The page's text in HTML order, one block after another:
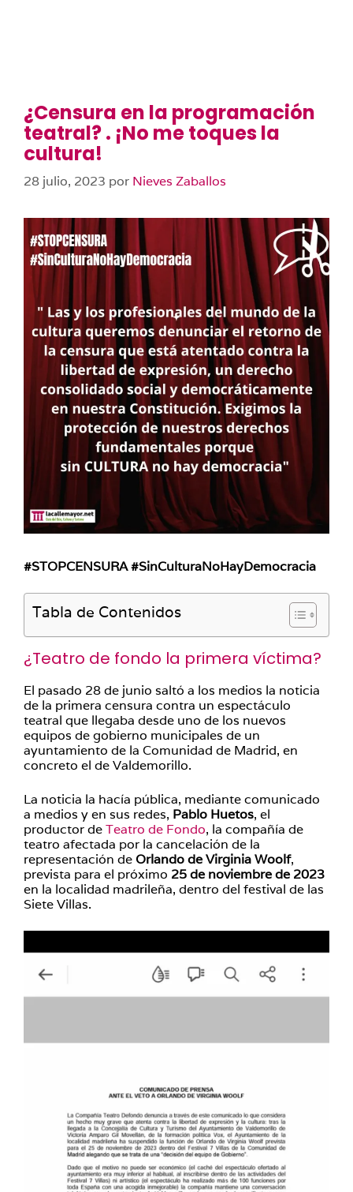
¿Censura en la programación
teatral? . ¡No me toques la
cultura!
28 julio, 2023 por Nieves Zaballos
#STOPCENSURA #SinCulturaNoHayDemocracia
Tabla de Contenidos
¿Teatro de fondo la primera víctima?
El pasado 28 de junio saltó a los medios la noticia
de la primera censura contra un espectáculo
teatral que llegaba desde uno de los nuevos
equipos de gobierno municipales de un
ayuntamiento de la Comunidad de Madrid, en
concreto el de Valdemorillo.
La noticia la hacía pública, mediante comunicado
a medios y en sus redes, Pablo Huetos, el
productor deTeatro de Fondo, la compañía de
teatro afectada por la cancelación de la
representación de Orlando de Virginia Woolf,
prevista para el próximo 25 de noviembre de 2023
en la localidad madrileña, dentro del festival de las
Siete Villas.